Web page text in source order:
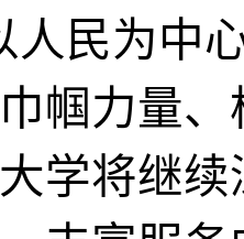
人民为中
帼力量
学将继